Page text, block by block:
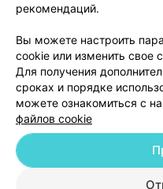
Обработка
© 2026 ООО «Артокс Лаб», УНП
г. Минск, улица
рекомендаций.
Вы можете настроить
cookie или изменить свое
Для получения
сроках и порядке
можете ознакомиться с
файлов cookie